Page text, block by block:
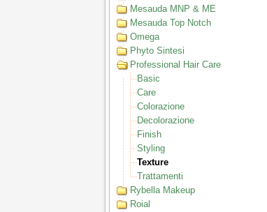
Mesauda MNP & ME
Mesauda Top Notch
Omega
Phyto Sintesi
Professional Hair Care
Basic
Care
Colorazione
Decolorazione
Finish
Styling
Texture
Trattamenti
Rybella Makeup
Roial